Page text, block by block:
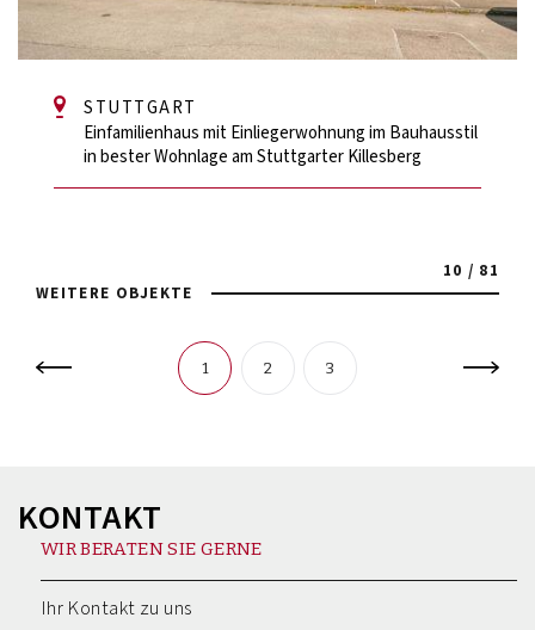
STUTTGART
Einfamilienhaus mit Einliegerwohnung im Bauhausstil
in bester Wohnlage am Stuttgarter Killesberg
10 / 81
WEITERE OBJEKTE
1 2 3
KONTAKT
WIR BERATEN SIE GERNE
Ihr Kontakt zu uns